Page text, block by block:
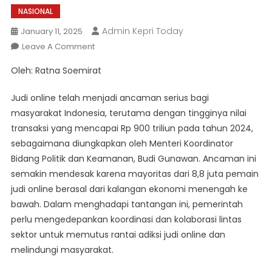
NASIONAL
January 11, 2025 Admin Kepri Today
Leave A CommentOn
Antar
Kunci
Efektif
Pemberantasan
Judi
Online
Oleh: Ratna Soemirat
Judi online telah menjadi ancaman serius bagi
masyarakat Indonesia, terutama dengan tingginya nilai
transaksi yang mencapai Rp 900 triliun pada tahun 2024,
sebagaimana diungkapkan oleh Menteri Koordinator
Bidang Politik dan Keamanan, Budi Gunawan. Ancaman ini
semakin mendesak karena mayoritas dari 8,8 juta pemain
judi online berasal dari kalangan ekonomi menengah ke
bawah. Dalam menghadapi tantangan ini, pemerintah
perlu mengedepankan koordinasi dan kolaborasi lintas
sektor untuk memutus rantai adiksi judi online dan
melindungi masyarakat.